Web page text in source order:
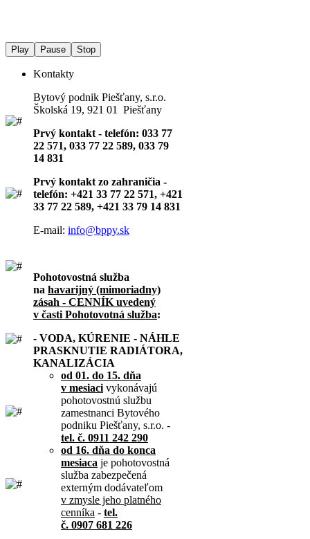
Play Pause Stop
Kontakty
Bytový podnik Piešťany, s.r.o.
Školská 19, 921 01 Piešťany
Prvý kontakt - telefón: 033 77
22 571, 033 77 22 589, 033 79
14 831
Prvý kontakt zo zahraničia -
telefón: +421 33 77 22 571, +421
33 77 22 589, +421 33 79 14 831
E-mail: info@bppy.sk
Pohotovostná služba
na havarijný (mimoriadny)
zásah - CENNÍK uvedený
v časti Pohotovotná služba:
- VODA, KÚRENIE - NÁHLE
PRASKNUTIE RADIÁTORA,
KANALIZÁCIA
od 01. do 15. dňa
v mesiaci vykonávajú
pohotovostnú službu
zamestnanci Bytového
podniku Piešťany, s.r.o. -
tel. č. 0911 242 290
od 16. dňa do konca
mesiaca je pohotovostná
služba zabezpečená
externým dodávateľom
v zmysle jeho platného
cenníka - tel.
č. 0907 681 226